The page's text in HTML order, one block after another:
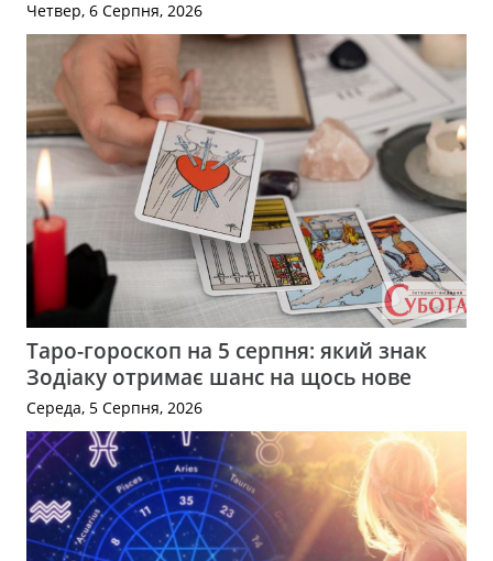
Четвер, 6 Серпня, 2026
Таро-гороскоп на 5 серпня: який знак
Зодіаку отримає шанс на щось нове
Середа, 5 Серпня, 2026